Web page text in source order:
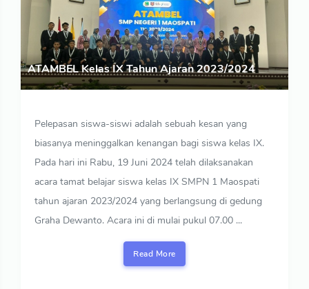
ATAMBEL Kelas IX Tahun Ajaran 2023/2024
Pelepasan siswa-siswi adalah sebuah kesan yang
biasanya meninggalkan kenangan bagi siswa kelas IX.
Pada hari ini Rabu, 19 Juni 2024 telah dilaksanakan
acara tamat belajar siswa kelas IX SMPN 1 Maospati
tahun ajaran 2023/2024 yang berlangsung di gedung
Graha Dewanto. Acara ini di mulai pukul 07.00 ...
Read More